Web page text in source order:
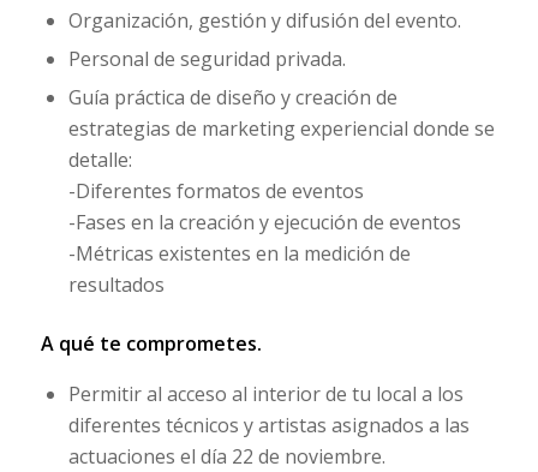
Organización, gestión y difusión del evento.
Personal de seguridad privada.
Guía práctica de diseño y creación de
estrategias de marketing experiencial donde se
detalle:
-Diferentes formatos de eventos
-Fases en la creación y ejecución de eventos
-Métricas existentes en la medición de
resultados
A qué te comprometes.
Permitir al acceso al interior de tu local a los
diferentes técnicos y artistas asignados a las
actuaciones el día 22 de noviembre.